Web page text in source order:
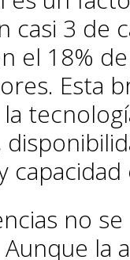
casi 3 de
el 18%
Esta
la
capacidad
no
Aunque la